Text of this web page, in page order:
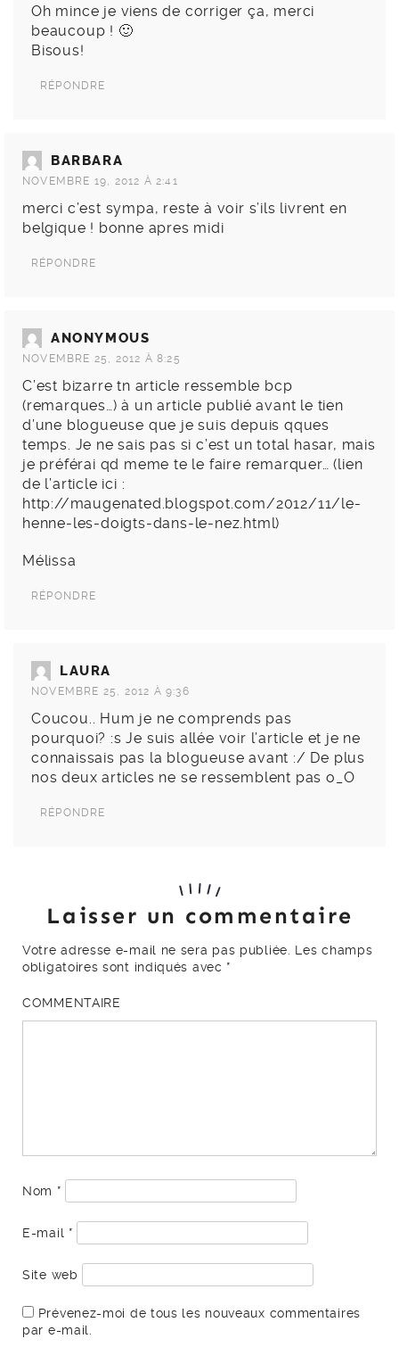
Oh mince je viens de corriger ça, merci
beaucoup ! 🙂
Bisous!
RÉPONDRE
BARBARA
NOVEMBRE 19, 2012 À 2:41
merci c’est sympa, reste à voir s’ils livrent en
belgique ! bonne apres midi
RÉPONDRE
ANONYMOUS
NOVEMBRE 25, 2012 À 8:25
C’est bizarre tn article ressemble bcp
(remarques…) à un article publié avant le tien
d’une blogueuse que je suis depuis qques
temps. Je ne sais pas si c’est un total hasar, mais
je préférai qd meme te le faire remarquer… (lien
de l’article ici :
http://maugenated.blogspot.com/2012/11/le-
henne-les-doigts-dans-le-nez.html)
Mélissa
RÉPONDRE
LAURA
NOVEMBRE 25, 2012 À 9:36
Coucou.. Hum je ne comprends pas
pourquoi? :s Je suis allée voir l’article et je ne
connaissais pas la blogueuse avant :/ De plus
nos deux articles ne se ressemblent pas o_O
RÉPONDRE
Laisser un commentaire
Votre adresse e-mail ne sera pas publiée.
Les champs
obligatoires sont indiqués avec *
COMMENTAIRE
Nom *
E-mail *
Site web
Prévenez-moi de tous les nouveaux commentaires
par e-mail.